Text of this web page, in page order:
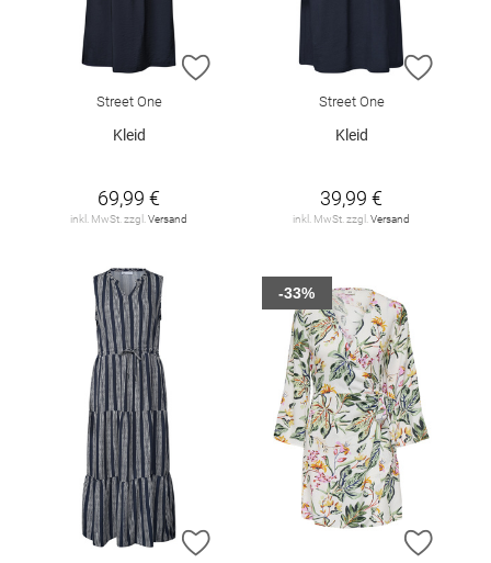
ZUR WUNSCHLISTE HINZUFÜGEN
Street One
Kleid
69,99 €
inkl. MwSt. zzgl. Versand
ZUR
Street One
Kleid
39,99 €
inkl. MwSt. zzgl. Versand
ZUR WUNSCHLISTE HINZUFÜGEN
ZUR
-33%